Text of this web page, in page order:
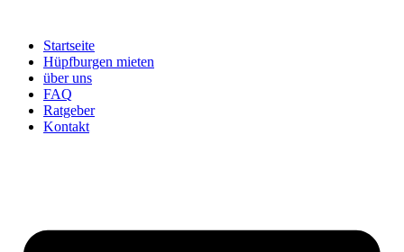
springenStartseite
Hüpfburgen mieten
über uns
FAQ
Ratgeber
Kontakt